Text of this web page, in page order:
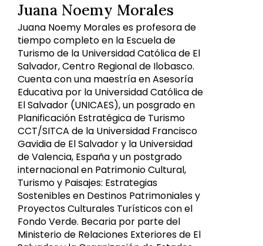
Juana Noemy Morales
Juana Noemy Morales es profesora de
tiempo completo en la Escuela de
Turismo de la Universidad Católica de El
Salvador, Centro Regional de Ilobasco.
Cuenta con una maestría en Asesoría
Educativa por la Universidad Católica de
El Salvador (UNICAES), un posgrado en
Planificación Estratégica de Turismo
CCT/SITCA de la Universidad Francisco
Gavidia de El Salvador y la Universidad
de Valencia, España y un postgrado
internacional en Patrimonio Cultural,
Turismo y Paisajes: Estrategias
Sostenibles en Destinos Patrimoniales y
Proyectos Culturales Turísticos con el
Fondo Verde. Becaria por parte del
Ministerio de Relaciones Exteriores de El